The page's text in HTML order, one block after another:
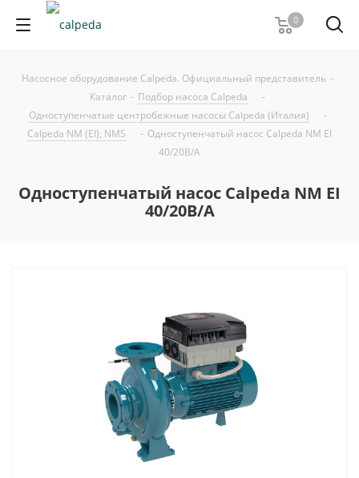
0
Насосное оборудование Calpeda. Официальный представитель -
Каталог - Подбор насоса Calpeda
-
Одноступенчатые центробежные насосы Calpeda (Италия)
-
Calpeda NM (EI), NMS
- Одноступенчатый насос Calpeda NM EI
40/20B/A
Одноступенчатый насос Calpeda NM EI
40/20B/A